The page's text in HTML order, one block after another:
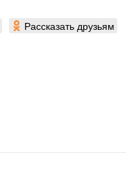
Рассказать друзьям